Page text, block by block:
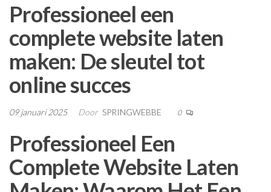
Professioneel een
complete website laten
maken: De sleutel tot
online succes
09 januari 2025 Door SPRINGWEBBE 0
Professioneel Een
Complete Website Laten